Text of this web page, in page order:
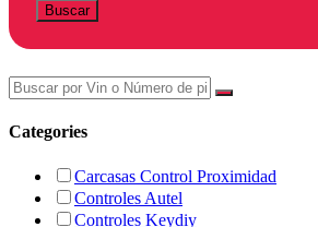
Buscar
Categories
Carcasas Control Proximidad
Controles Autel
Controles Keydiy